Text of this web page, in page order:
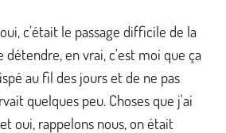
c'était le passage difficile de la
en vrai, c'est moi que ça
au fil des jours et de ne pas
quelques peu. Choses que j'ai
oui, rappelons nous, on était